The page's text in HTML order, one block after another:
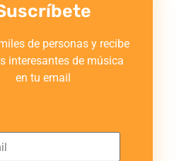
de personas y recibe
interesantes de música
en tu email